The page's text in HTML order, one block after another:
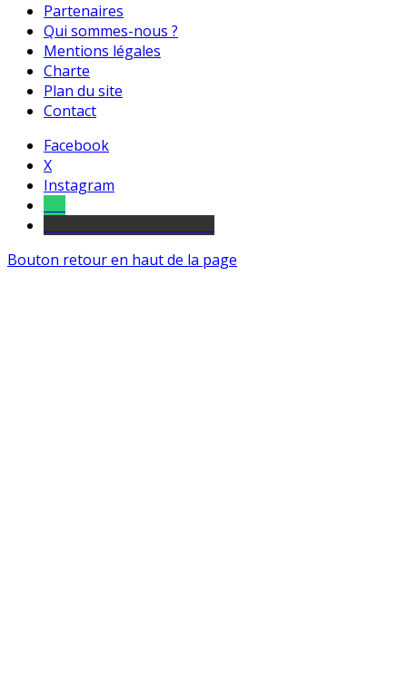
Partenaires
Qui sommes-nous ?
Mentions légales
Charte
Plan du site
Contact
Facebook
X
Instagram
Bouton retour en haut de la page